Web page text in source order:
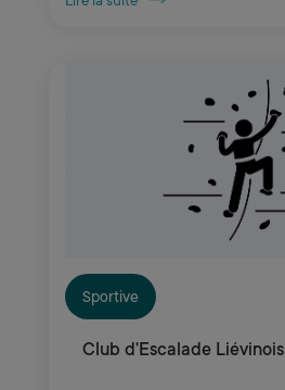
Sportive
Club d'Escalade Liévinois